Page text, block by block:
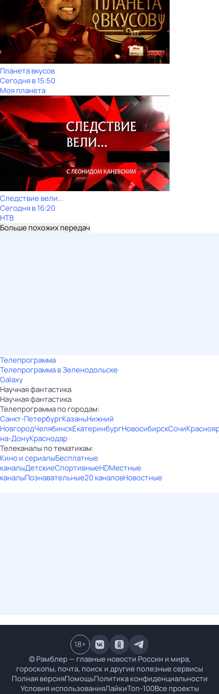
Планета вкусов
Сегодня в 15:50
Моя планета
Следствие вели...
Сегодня в 16:20
НТВ
Больше похожих передач
Телепрограмма
Телепрограмма в Зеленодольске
Galaxy
Научная фантастика
Научная фантастика
Телепрограмма по городам:
Санкт-ПетербургКазаньНижний
НовгородЧелябинскЕкатеринбургНовосибирскСочи
на-ДонуКраснодар
Телеканалы по тематикам:
Кино и сериалыБесплатные
каналыДетскиеСпортивныеHDМестные
каналыПознавательные20 каналовНовостные
© Рамблер — главные новости России и мира,
гороскопы, почта, поиск и другие полезные сервисы
Полная версияПомощьПолитика конфиденциальности
Условия использованияЛайкиТоп-100Все проекты
18+